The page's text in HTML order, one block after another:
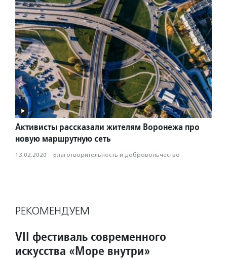
Активисты рассказали жителям Воронежа про
новую маршрутную сеть
13.02.2020 · Благотвори­тель­ность и доброволь­чест­во
РЕКОМЕНДУЕМ
VII фестиваль современного
искусства «Море внутри»